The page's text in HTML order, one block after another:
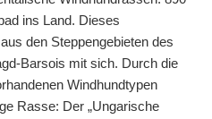
ins Land. Dieses
den Steppengebieten des
Barsois mit sich. Durch die
Windhundtypen
Rasse: Der „Ungarische